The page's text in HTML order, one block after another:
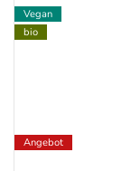
Vegan
bio
Angebot